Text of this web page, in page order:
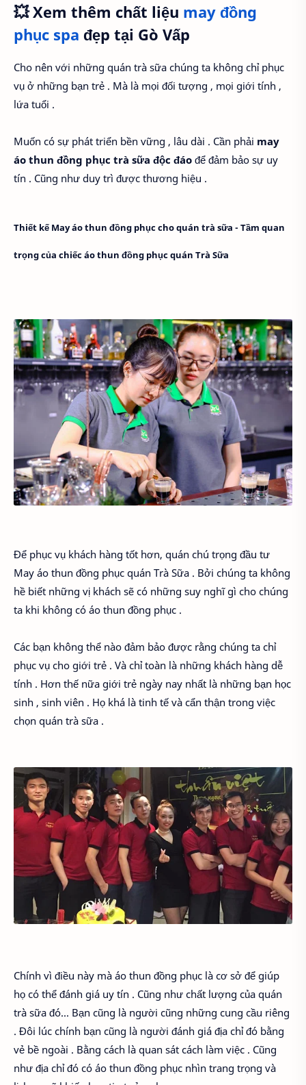
💥 Xem thêm chất liệu may đồng
phục spa đẹp tại Gò Vấp
Cho nên với những quán trà sữa chúng ta không chỉ phục
vụ ở những bạn trẻ . Mà là mọi đối tượng , mọi giới tính ,
lứa tuổi .
Muốn có sự phát triển bền vững , lâu dài . Cần phải may
áo thun đồng phục trà sữa độc đáo để đảm bảo sự uy
tín . Cũng như duy trì được thương hiệu .
Thiết kế May áo thun đồng phục cho quán trà sữa - Tầm quan
trọng của chiếc áo thun đồng phục quán Trà Sữa
Để phục vụ khách hàng tốt hơn, quán chú trọng đầu tư
May áo thun đồng phục quán Trà Sữa . Bởi chúng ta không
hề biết những vị khách sẽ có những suy nghĩ gì cho chúng
ta khi không có áo thun đồng phục .
Các bạn không thể nào đảm bảo được rằng chúng ta chỉ
phục vụ cho giới trẻ . Và chỉ toàn là những khách hàng dễ
tính . Hơn thế nữa giới trẻ ngày nay nhất là những bạn học
sinh , sinh viên . Họ khá là tinh tế và cẩn thận trong việc
chọn quán trà sữa .
Chính vì điều này mà áo thun đồng phục là cơ sở để giúp
họ có thể đánh giá uy tín . Cũng như chất lượng của quán
trà sữa đó... Bạn cũng là người cũng những cung cầu riêng
. Đôi lúc chính bạn cũng là người đánh giá địa chỉ đó bằng
vẻ bề ngoài . Bằng cách là quan sát cách làm việc . Cũng
như địa chỉ đó có áo thun đồng phục nhìn trang trọng và